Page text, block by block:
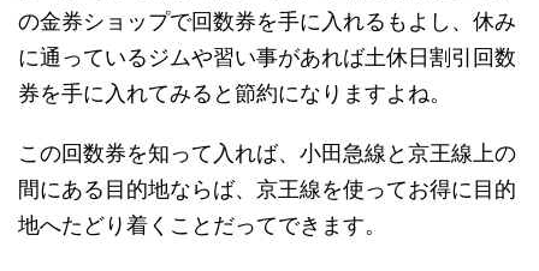
の金券ショップで回数券を手に入れるもよし、休み
に通っているジムや習い事があれば土休日割引回数
券を手に入れてみると節約になりますよね。
この回数券を知って入れば、小田急線と京王線上の
間にある目的地ならば、京王線を使ってお得に目的
地へたどり着くことだってできます。